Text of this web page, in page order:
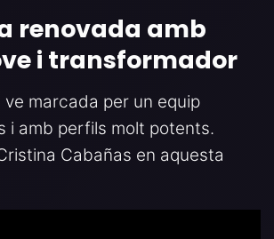
renovada amb
i transformador
marcada per un equip
i amb perfils molt potents.
Cabañas en aquesta